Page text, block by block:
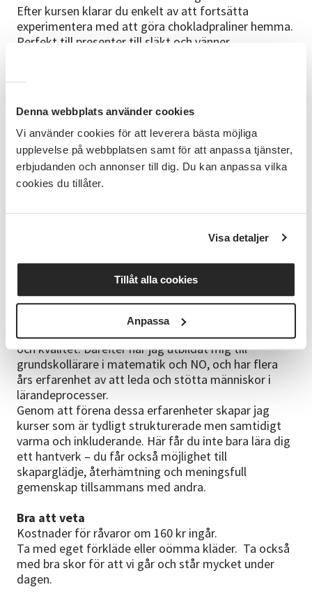
Denna webbplats använder cookies
Vi använder cookies för att leverera bästa möjliga
upplevelse på webbplatsen samt för att anpassa tjänster,
erbjudanden och annonser till dig. Du kan anpassa vilka
cookies du tillåter.
Visa detaljer
Tillåt alla cookies
Anpassa
Efter kursen klarar du enkelt av att fortsätta
experimentera med att göra chokladpraliner hemma.
Perfekt till presenter till släkt och vänner.
Taghrid inleder med en kortare introduktion om
och varför vi ska köpa sjyst choklad, ni får också
smaka på några olika chokladsorter. Tillsammans går
vi igenom varje moment och ni får jobba på
självständigt däremellan.
Kursen kräver inga förkunskaper. Just den här kursen
Min bakgrund är inom både naturvetenskap och
pedagogik. Jag är utbildad biomedicinsk analytiker
med erfarenhet av arbete inom specialkemi, vilket
har gett mig en stark känsla för noggrannhet, hygien
och kvalitet. Därefter har jag utbildat mig till
grundskollärare i matematik och NO, och har flera
års erfarenhet av att leda och stötta människor i
lärandeprocesser.
Genom att förena dessa erfarenheter skapar jag
kurser som är tydligt strukturerade men samtidigt
varma och inkluderande. Här får du inte bara lära dig
ett hantverk – du får också möjlighet till
skaparglädje, återhämtning och meningsfull
gemenskap tillsammans med andra.
Bra att veta
Kostnader för råvaror om 160 kr ingår.
Ta med eget förkläde eller oömma kläder. Ta också
med bra skor för att vi går och står mycket under
dagen.